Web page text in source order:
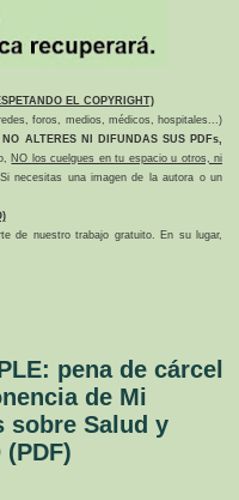
EL COPYRIGHT)
foros, medios, médicos, hospitales...)
NO ALTERES NI DIFUNDAS SUS PDFs,
NO los cuelgues en tu espacio u otros, ni
necesitas una imagen de la autora o un
de nuestro trabajo gratuito. En su lugar,
pena de cárcel
de Mi
sobre Salud y